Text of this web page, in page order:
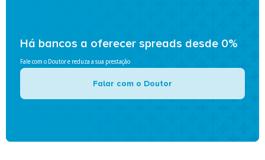
Há bancos a oferecer spreads desde 0%
Fale com o Doutor e reduza a sua prestação
Falar com o Doutor